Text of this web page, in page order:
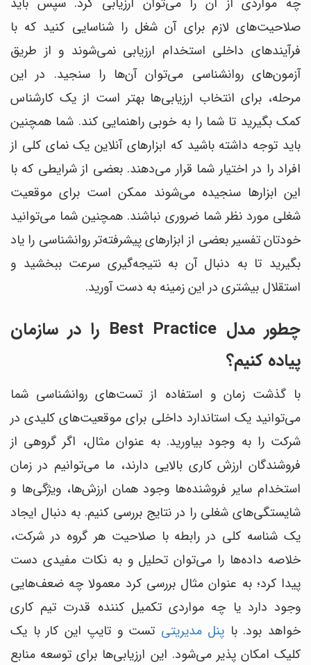
صلاحیت‎‌‎های لازم برای آن شغل را شناسایی کنید که با
فرآیندهای داخلی استخدام ارزیابی نمی‌شوند و از طریق
آزمون‎‌های روانشناسی می‌توان آن‌ها را سنجید. در این
مرحله، برای انتخاب ارزیابی‎‌ها بهتر است از یک کارشناس
کمک بگیرید تا شما را به خوبی راهنمایی کند. شما هم‎چنین
باید توجه داشته باشید که ابزارهای آنلاین یک نمای کلی از
افراد را در اختیار شما قرار می‌دهند. بعضی از شرایطی که با
این ابزارها سنجیده می‎‌شوند ممکن است برای موقعیت
شغلی مورد نظر شما ضروری نباشند. همچنین شما می‌توانید
خودتان تفسیر بعضی از ابزارهای پیشرفته‎‌تر روانشناسی را یاد
بگیرید تا به دنبال آن به نتیجه‌گیری سرعت ببخشید و
استقلال بیشتری در این زمینه به دست آورید.
چطور مدل Best Practice را در سازمان
پیاده کنیم؟
با گذشت زمان و استفاده از تست‌های روانشناسی شما
می‌توانید یک استاندارد داخلی برای موقعیت‌های کلیدی در
شرکت را به وجود بیاورید. به عنوان مثال، اگر گروهی از
فروشندگان ارزش کاری بالایی دارند، ما می‌‎توانیم در زمان
استخدام سایر فروشنده‌‎ها وجود همان ارزش‌ها، ویژگی‌ها و
شایستگی‌های شغلی را در نتایج بررسی کنیم. به دنبال ایجاد
یک شناسه کلی در رابطه با صلاحیت هر گروه در شرکت،
خلاصه داده‎‌ها را می‎‌توان تحلیل و به نکات مفیدی دست
پیدا کرد؛ به عنوان مثال بررسی کرد معمولا چه ضعف‎‌هایی
وجود دارد یا چه مواردی تکمیل ‎کننده قدرت تیم کاری
خواهد بود. با پنل مدیریتی تست و تایپ این کار با یک
کلیک امکان پذیر می‌شود. این ارزیابی‎‌ها برای توسعه منابع